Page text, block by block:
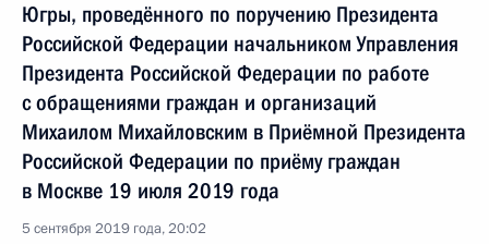
Югры, проведённого по поручению Президента
Российской Федерации начальником Управления
Президента Российской Федерации по работе
с обращениями граждан и организаций
Михаилом Михайловским в Приёмной Президента
Российской Федерации по приёму граждан
в Москве 19 июля 2019 года
5 сентября 2019 года, 20:02